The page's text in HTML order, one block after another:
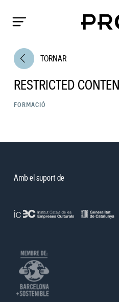
arrow_back_ios TORNAR
RESTRICTED CONTENT
FORMACIÓ
Amb el suport de